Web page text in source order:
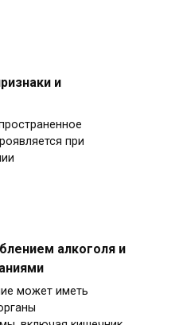
и
при
алкоголя и
может иметь